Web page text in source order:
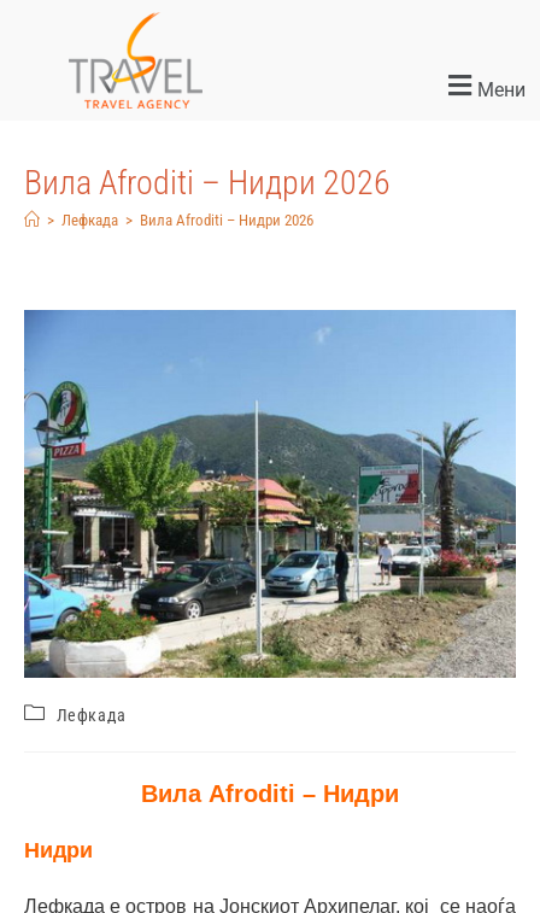
Мени
Вила Afroditi – Нидри 2026
> Лефкада > Вила Afroditi – Нидри 2026
Лефкада
Вила Afroditi – Нидри
Нидри
Лефкада е остров на Јонскиот Архипелаг, кој се наоѓа